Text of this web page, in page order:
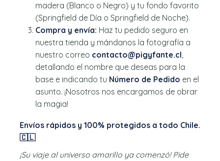
madera (Blanco o Negro) y tu fondo favorito
(Springfield de Día o Springfield de Noche).
Compra y envía: Haz tu pedido seguro en
nuestra tienda y mándanos la fotografía a
nuestro correo contacto@pigyfante.cl,
detallando el nombre que deseas para la
base e indicando tu Número de Pedido en el
asunto. ¡Nosotros nos encargamos de obrar
la magia!
Envíos rápidos y 100% protegidos a todo Chile.
🇨🇱
¡Su viaje al universo amarillo ya comenzó! Pide